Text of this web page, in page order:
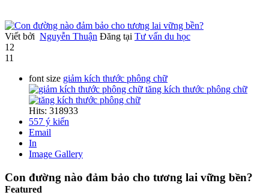
Viết bởi Nguyễn Thuận Đăng tại Tư vấn du học
12
11
font size giảm kích thước phông chữ
tăng kích thước phông chữ
Hits: 318933
557 ý kiến
Email
In
Image Gallery
Con đường nào đảm bảo cho tương lai vững bền?
Featured